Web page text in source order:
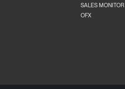
SALES MONITOR
OFX